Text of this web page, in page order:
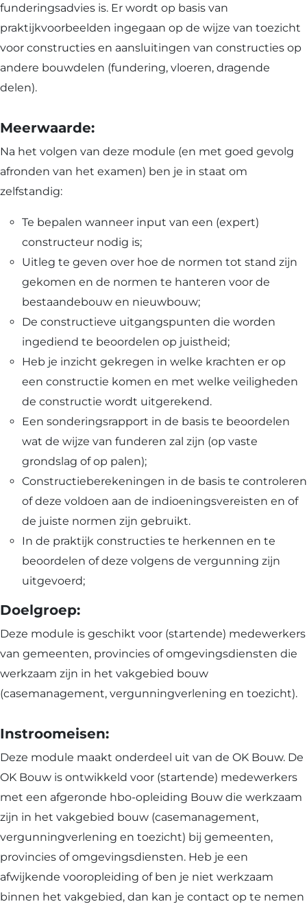
funderingsadvies is. Er wordt op basis van
praktijkvoorbeelden ingegaan op de wijze van toezicht
voor constructies en aansluitingen van constructies op
andere bouwdelen (fundering, vloeren, dragende
delen).
Meerwaarde:
Na het volgen van deze module (en met goed gevolg
afronden van het examen) ben je in staat om
zelfstandig:
Te bepalen wanneer input van een (expert)
constructeur nodig is;
Uitleg te geven over hoe de normen tot stand zijn
gekomen en de normen te hanteren voor de
bestaandebouw en nieuwbouw;
De constructieve uitgangspunten die worden
ingediend te beoordelen op juistheid;
Heb je inzicht gekregen in welke krachten er op
een constructie komen en met welke veiligheden
de constructie wordt uitgerekend.
Een sonderingsrapport in de basis te beoordelen
wat de wijze van funderen zal zijn (op vaste
grondslag of op palen);
Constructieberekeningen in de basis te controleren
of deze voldoen aan de indioeningsvereisten en of
de juiste normen zijn gebruikt.
In de praktijk constructies te herkennen en te
beoordelen of deze volgens de vergunning zijn
uitgevoerd;
Doelgroep:
Deze module is geschikt voor (startende) medewerkers
van gemeenten, provincies of omgevingsdiensten die
werkzaam zijn in het vakgebied bouw
(casemanagement, vergunningverlening en toezicht).
Instroomeisen:
Deze module maakt onderdeel uit van de OK Bouw. De
OK Bouw is ontwikkeld voor (startende) medewerkers
met een afgeronde hbo-opleiding Bouw die werkzaam
zijn in het vakgebied bouw (casemanagement,
vergunningverlening en toezicht) bij gemeenten,
provincies of omgevingsdiensten. Heb je een
afwijkende vooropleiding of ben je niet werkzaam
binnen het vakgebied, dan kan je contact op te nemen